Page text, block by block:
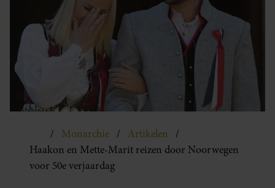
Monarchie
Artikelen
Haakon en Mette-Marit reizen door Noorwegen
voor 50e verjaardag